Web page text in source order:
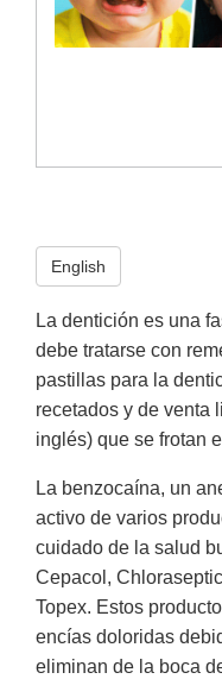
English
La dentición es una
debe tratarse con
pastillas para la
recetados y de venta
inglés) que se frotan
La benzocaína, un
activo de varios
cuidado de la salud
Cepacol,
Topex. Estos
encías doloridas
eliminan de la boca